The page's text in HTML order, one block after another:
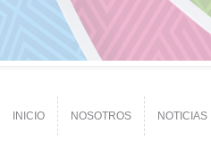
INICIO NOSOTROS NOTICIAS